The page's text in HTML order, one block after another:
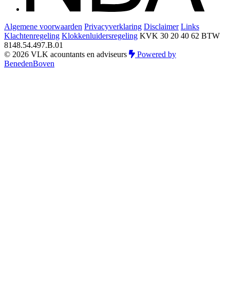
Algemene voorwaarden Privacyverklaring Disclaimer Links
Klachtenregeling Klokkenluidersregeling KVK 30 20 40 62 BTW
8148.54.497.B.01
© 2026 VLK acountants en adviseurs
Powered by
BenedenBoven